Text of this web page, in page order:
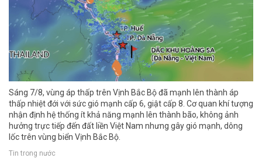
Sáng 7/8, vùng áp thấp trên Vịnh Bắc Bộ đã mạnh lên thành áp
thấp nhiệt đới với sức gió mạnh cấp 6, giật cấp 8. Cơ quan khí tượng
nhận định hệ thống ít khả năng mạnh lên thành bão, không ảnh
hưởng trực tiếp đến đất liền Việt Nam nhưng gây gió mạnh, dông
lốc trên vùng biển Vịnh Bắc Bộ.
Tin trong nước